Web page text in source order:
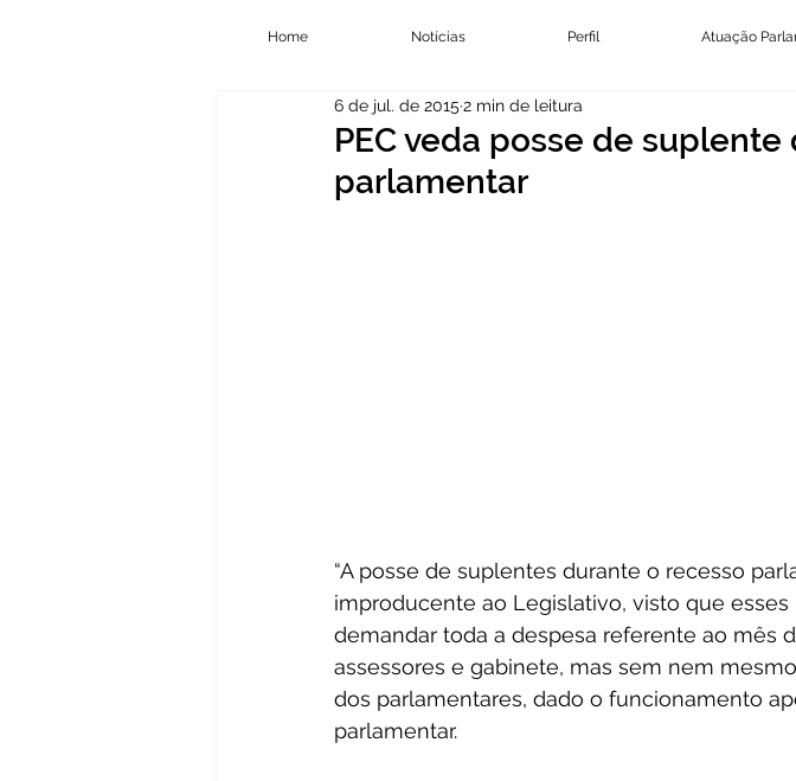
Home Notícias Perfil Atuação
PEC veda posse de
parlamentar
6 de jul. de 2015 2 min de leitura
“A posse de suplentes durante o recesso
improducente ao Legislativo, visto que
demandar toda a despesa referente ao mês
assessores e gabinete, mas sem nem
dos parlamentares, dado o funcionamento
parlamentar.